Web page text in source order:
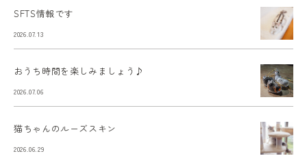
SFTS情報です
2026.07.13
おうち時間を楽しみましょう♪
2026.07.06
猫ちゃんのルーズスキン
2026.06.29